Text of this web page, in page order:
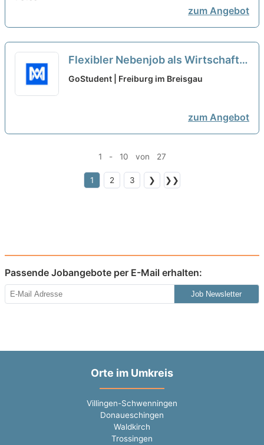
zum Angebot
Flexibler Nebenjob als Wirtschaft -
Nachhilfelehrer*in (w/m/d)
GoStudent | Freiburg im Breisgau
zum Angebot
1 - 10 von 27
1 2 3 ❯ ❯❯
Passende Jobangebote per E-Mail erhalten:
Job Newsletter
Orte im Umkreis
Villingen-Schwenningen
Donaueschingen
Waldkirch
Trossingen